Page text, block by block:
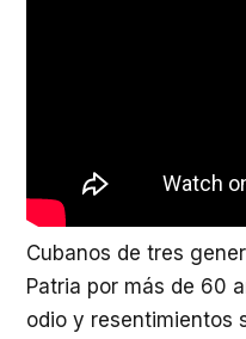
Cubanos de tres
Patria por más de 60
odio y resentimientos